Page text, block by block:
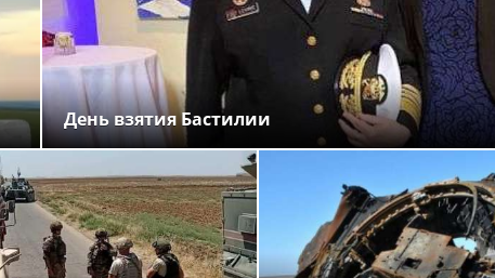
День взятия Бастилии